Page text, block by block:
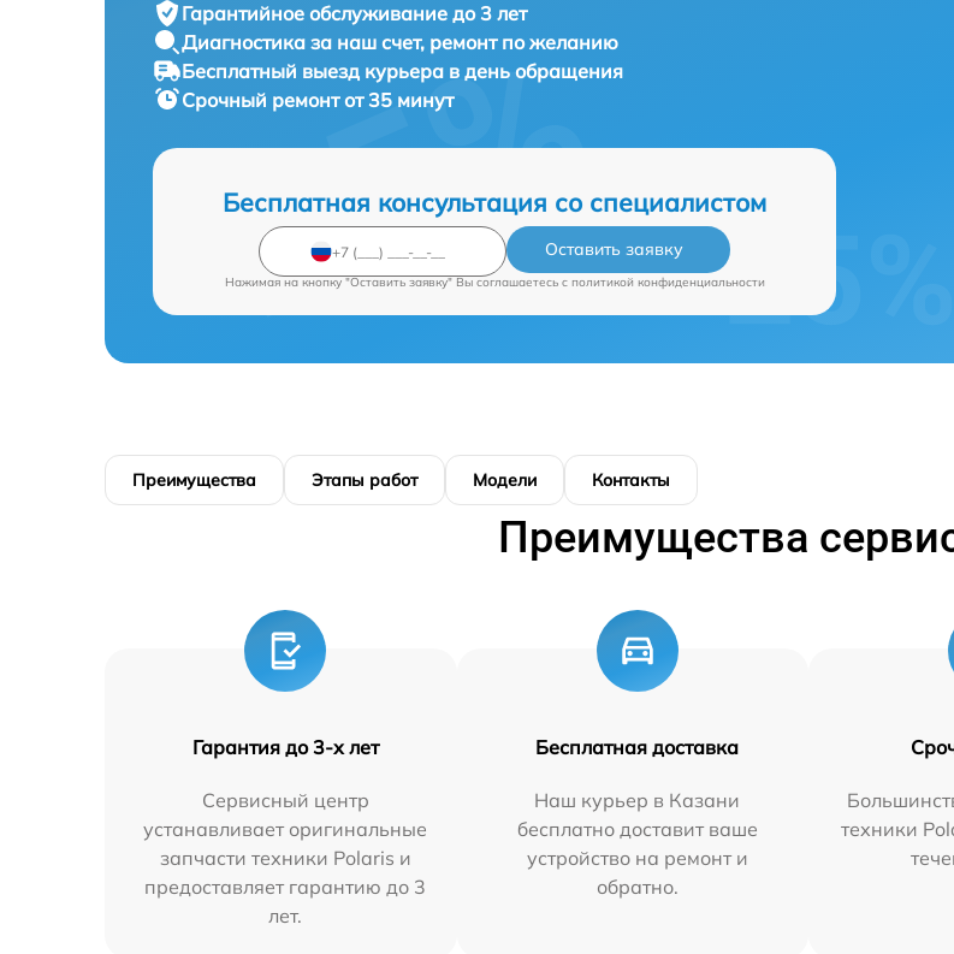
Гарантийное обслуживание до 3 лет
Диагностика за наш счет, ремонт по желанию
Бесплатный выезд курьера в день обращения
Срочный ремонтот 35 минут
Бесплатная консультация со специалистом
Оставить заявку
Нажимая на кнопку "Оставить заявку" Вы соглашаетесь c политикой конфиденциальности
Преимущества Этапы работ Модели Контакты
Преимущества
Гарантия до 3-х лет
Сервисный центр
устанавливает оригинальные
запчасти техники Polaris и
предоставляет гарантию до 3
лет.
Бесплатная доставка
Наш курьер в Казани
бесплатно доставит ваше
устройство на ремонт и
обратно.
техники